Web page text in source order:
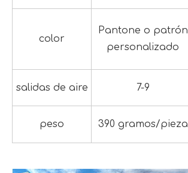
color
Pantone o patrón
personalizado
salidas de aire 7-9
peso 390 gramos/pieza